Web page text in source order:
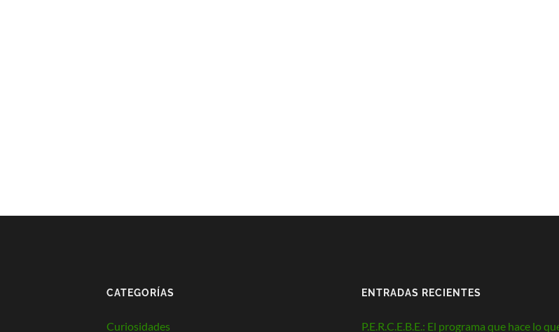
CATEGORÍAS
Curiosidades
ENTRADAS RECIENTES
P.E.R.C.E.B.E.: El programa que hace lo